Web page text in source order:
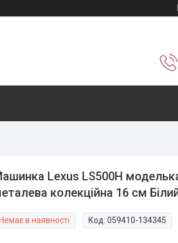
Lexus LS500H
колекційна 16 см
Немає в наявності Код:059410-134345